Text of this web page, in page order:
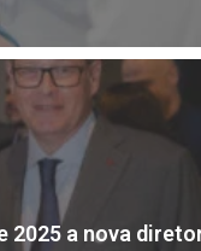
2025 a nova